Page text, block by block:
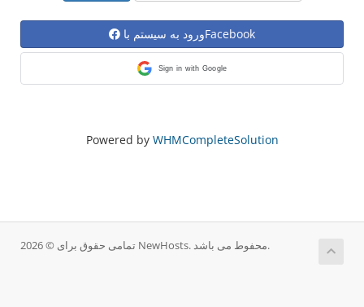
ورود به سیستم باFacebook
Sign in with Google
Powered by WHMCompleteSolution
تمامی حقوق برای © 2026 NewHosts. محفوط می باشد.